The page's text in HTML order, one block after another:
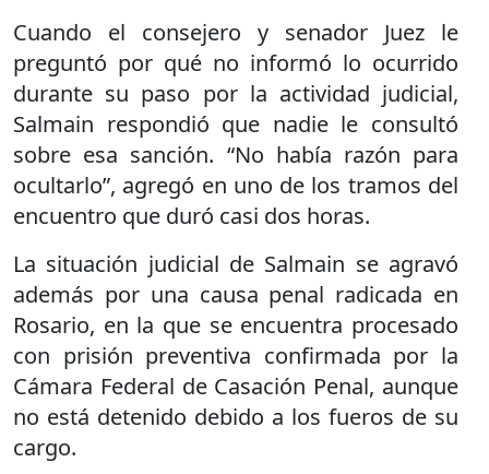
Cuando el consejero y senador Juez le
preguntó por qué no informó lo ocurrido
durante su paso por la actividad judicial,
Salmain respondió que nadie le consultó
sobre esa sanción. “No había razón para
ocultarlo”, agregó en uno de los tramos del
encuentro que duró casi dos horas.
La situación judicial de Salmain se agravó
además por una causa penal radicada en
Rosario, en la que se encuentra procesado
con prisión preventiva confirmada por la
Cámara Federal de Casación Penal, aunque
no está detenido debido a los fueros de su
cargo.